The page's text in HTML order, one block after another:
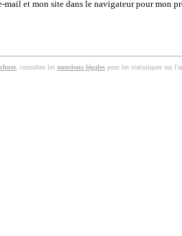
mail et mon site dans le navigateur pour mon
, consultez les mentions légales pour les statistiques sur